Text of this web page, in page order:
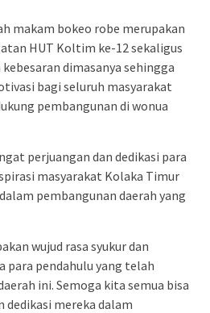
makam bokeo robe merupakan
HUT Koltim ke-12 sekaligus
dimasanya sehingga
bagi seluruh masyarakat
pembangunan di wonua
perjuangan dan dedikasi para
masyarakat Kolaka Timur
pembangunan daerah yang
wujud rasa syukur dan
para pendahulu yang telah
ini. Semoga kita semua bisa
dedikasi mereka dalam